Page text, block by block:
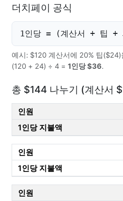
더치페이 공식
1인당 = (계산서 + 팁 +
예시: $120 계산서에 20% 팁
(120 + 24) ÷ 4 = 1인당 $36.
총 $144 나누기 (계산서